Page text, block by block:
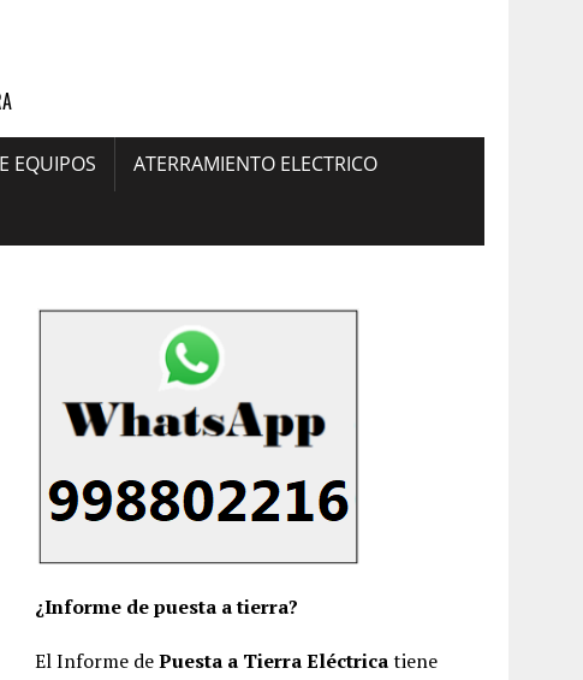
EQUIPOS ATERRAMIENTO ELECTRICO
¿Informe de puesta a tierra?
El Informe dePuesta a Tierra Eléctricatiene